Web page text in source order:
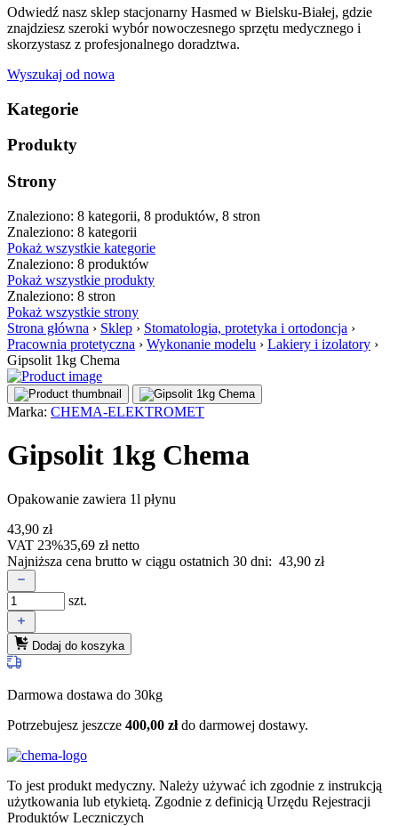
Odwiedź nasz sklep stacjonarny Hasmed w Bielsku-Białej, gdzie
znajdziesz szeroki wybór nowoczesnego sprzętu medycznego i
skorzystasz z profesjonalnego doradztwa.
Wyszukaj od nowa
Kategorie
Produkty
Strony
Znaleziono: 8 kategorii, 8 produktów, 8 stron
Znaleziono: 8 kategorii
Pokaż wszystkie kategorie
Znaleziono: 8 produktów
Pokaż wszystkie produkty
Znaleziono: 8 stron
Pokaż wszystkie strony
Strona główna › Sklep › Stomatologia, protetyka i ortodoncja ›
Pracownia protetyczna › Wykonanie modelu › Lakiery i izolatory ›
Gipsolit 1kg Chema
Marka: CHEMA-ELEKTROMET
Gipsolit 1kg Chema
Opakowanie zawiera 1l płynu
43,90 zł
VAT 23%35,69 złnetto
Najniższa cena brutto w ciągu ostatnich 30 dni: 43,90 zł
szt.
Dodaj do koszyka
Darmowa dostawa do 30kg
Potrzebujesz jeszcze 400,00 złdo darmowej dostawy.
To jest produkt medyczny. Należy używać ich zgodnie z instrukcją
użytkowania lub etykietą. Zgodnie z definicją Urzędu Rejestracji
Produktów Leczniczych